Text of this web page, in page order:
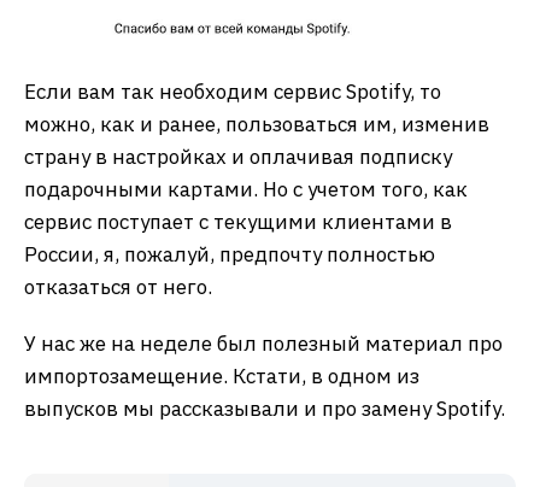
Если вам так необходим сервис Spotify, то
можно, как и ранее, пользоваться им, изменив
страну в настройках и оплачивая подписку
подарочными картами. Но с учетом того, как
сервис поступает с текущими клиентами в
России, я, пожалуй, предпочту полностью
отказаться от него.
У нас же на неделе был полезный материал про
импортозамещение. Кстати, в одном из
выпусков мы рассказывали и про замену Spotify.